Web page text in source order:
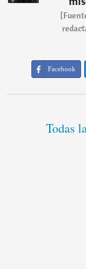
Facebook
Todas